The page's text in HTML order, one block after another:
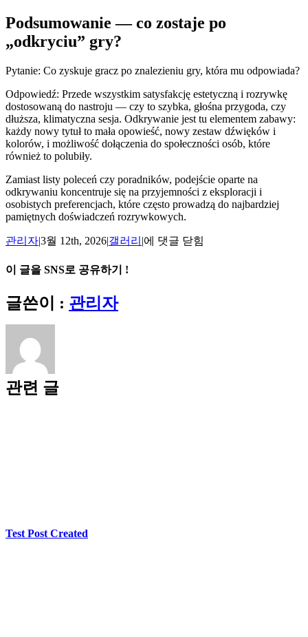
Podsumowanie — co zostaje po
„odkryciu” gry?
Pytanie: Co zyskuje gracz po znalezieniu gry, która mu odpowiada?
Odpowiedź: Przede wszystkim satysfakcję estetyczną i rozrywkę
dostosowaną do nastroju — czy to szybka, głośna przygoda, czy
dłuższa, klimatyczna sesja. Odkrywanie jest tu elementem zabawy:
każdy nowy tytuł to mała opowieść, nowy zestaw dźwięków i
kolorów, i możliwość dołączenia do społeczności osób, które
również to polubiły.
Zamiast listy poleceń czy poradników, podejście oparte na
odkrywaniu koncentruje się na przyjemności z eksploracji i
osobistych preferencjach, które często prowadzą do najbardziej
pamiętnych doświadczeń rozrywkowych.
관리자|3월 12th, 2026|갤러리 |Gdzie
에 댓글 닫힘
이 글을 SNS로 공유하기 !
Facebook
X
Reddit
LinkedIn
Tumblr
Pinterest
Vk
이
메
일
글쓴이 : 관리자
관련 글
Test Post Created